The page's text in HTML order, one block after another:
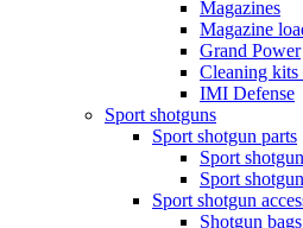
Magazines
Magazine
Grand Power
Cleaning kits
IMI Defense
Sport shotguns
Sport shotgun parts
Sport
Sport
Sport shotgun
Shotgun